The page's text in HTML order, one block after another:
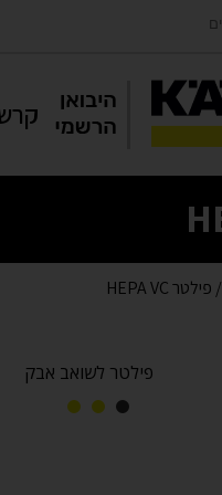
/ פילטר HEPA VC